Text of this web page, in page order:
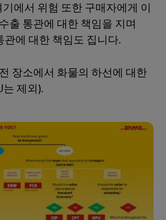
에서 위험 또한 구매자에게 이
출 통관에 대한 책임을 지며
관에 대한 책임도 집니다.
장소에서 화물의 하선에 대한
제외).